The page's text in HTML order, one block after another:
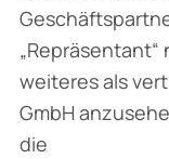
weiteres als
GmbH
die